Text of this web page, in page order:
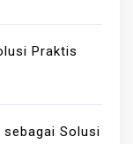
Praktis
Solusi